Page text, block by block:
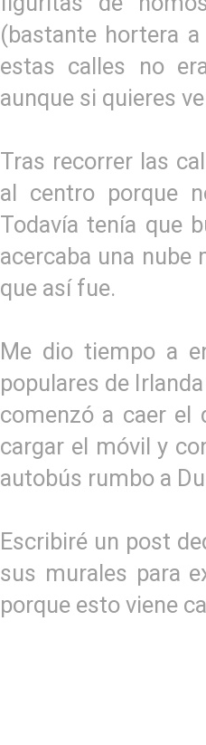
(bastante hortera
estas calles no
aunque si quieres
Tras recorrer las
al centro porque
Todavía tenía que
acercaba una nube
que así fue.
Me dio tiempo a
populares de
comenzó a caer el
cargar el móvil y
autobús rumbo a
Escribiré un post
sus murales para
porque esto viene